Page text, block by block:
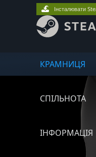
КРАМНИЦЯ
СПІЛЬНОТА
ІНФОРМАЦІЯ
Інсталювати